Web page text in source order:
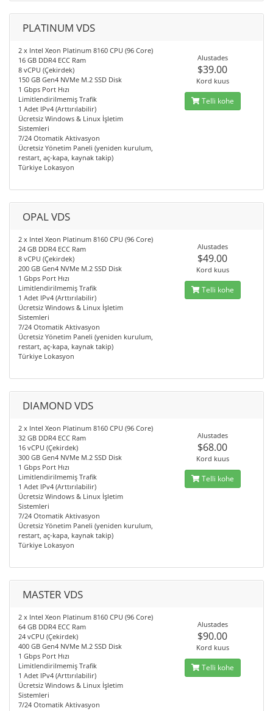
PLATINUM VDS
2 x Intel Xeon Platinum 8160 CPU (96 Core)
16 GB DDR4 ECC Ram
8 vCPU (Çekirdek)
150 GB Gen4 NVMe M.2 SSD Disk
1 Gbps Port Hızı
Limitlendirilmemiş Trafik
1 Adet IPv4 (Arttırılabilir)
Ücretsiz Windows & Linux İşletim
Sistemleri
7/24 Otomatik Aktivasyon
Ücretsiz Yönetim Paneli (yeniden kurulum,
restart, aç-kapa, kaynak takip)
Türkiye Lokasyon
Alustades
$39.00
Kord kuus
Telli kohe
OPAL VDS
2 x Intel Xeon Platinum 8160 CPU (96 Core)
24 GB DDR4 ECC Ram
8 vCPU (Çekirdek)
200 GB Gen4 NVMe M.2 SSD Disk
1 Gbps Port Hızı
Limitlendirilmemiş Trafik
1 Adet IPv4 (Arttırılabilir)
Ücretsiz Windows & Linux İşletim
Sistemleri
7/24 Otomatik Aktivasyon
Ücretsiz Yönetim Paneli (yeniden kurulum,
restart, aç-kapa, kaynak takip)
Türkiye Lokasyon
Alustades
$49.00
Kord kuus
Telli kohe
DIAMOND VDS
2 x Intel Xeon Platinum 8160 CPU (96 Core)
32 GB DDR4 ECC Ram
16 vCPU (Çekirdek)
300 GB Gen4 NVMe M.2 SSD Disk
1 Gbps Port Hızı
Limitlendirilmemiş Trafik
1 Adet IPv4 (Arttırılabilir)
Ücretsiz Windows & Linux İşletim
Sistemleri
7/24 Otomatik Aktivasyon
Ücretsiz Yönetim Paneli (yeniden kurulum,
restart, aç-kapa, kaynak takip)
Türkiye Lokasyon
Alustades
$68.00
Kord kuus
Telli kohe
MASTER VDS
2 x Intel Xeon Platinum 8160 CPU (96 Core)
64 GB DDR4 ECC Ram
24 vCPU (Çekirdek)
400 GB Gen4 NVMe M.2 SSD Disk
1 Gbps Port Hızı
Limitlendirilmemiş Trafik
1 Adet IPv4 (Arttırılabilir)
Ücretsiz Windows & Linux İşletim
Sistemleri
7/24 Otomatik Aktivasyon
Alustades
$90.00
Kord kuus
Telli kohe